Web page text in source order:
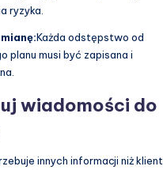
ryzyka.
Każda odstępstwo od
planu musi być zapisana i
wiadomości do
innych informacji niż klient.